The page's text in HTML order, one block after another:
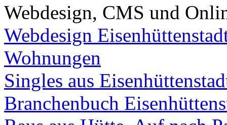
Webdesign, CMS und
Webdesign
Wohnungen
Singles aus
Branchenbuch